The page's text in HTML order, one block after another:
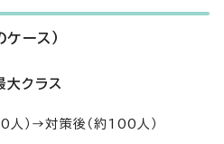
ケース）
大クラス
人）→対策後（約100人）